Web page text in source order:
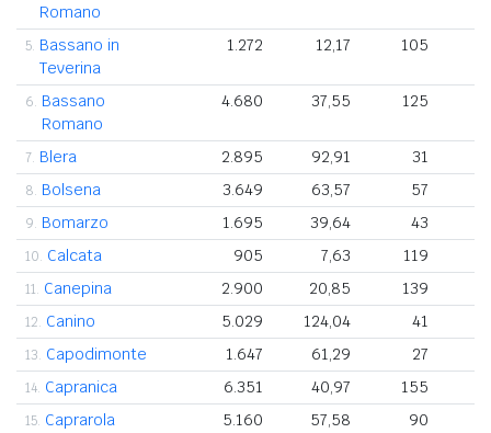
Romano
5. Bassano in
Teverina
1.272 12,17 105
6. Bassano
Romano
4.680 37,55 125
7. Blera 2.895 92,91 31
8. Bolsena 3.649 63,57 57
9. Bomarzo 1.695 39,64 43
10. Calcata 905 7,63 119
11. Canepina 2.900 20,85 139
12. Canino 5.029 124,04 41
13. Capodimonte 1.647 61,29 27
14. Capranica 6.351 40,97 155
15. Caprarola 5.160 57,58 90